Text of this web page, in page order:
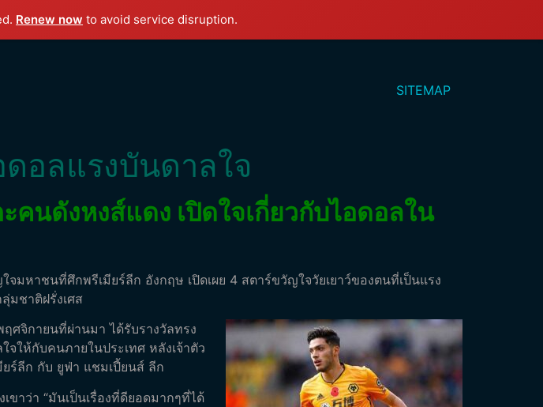
Renew now to avoid service disruption.
SITEMAP
ดอลแรงบันดาลใจ
คนดังหงส์แดง เปิดใจเกี่ยวกับไอดอลใน
หาชนที่ศึกพรีเมียร์ลีก อังกฤษ เปิดเผย 4 สตาร์ขวัญใจวัยเยาว์ของตนที่เป็นแรง
มชาติฝรั่งเศส
ศจิกายนที่ผ่านมา ได้รับรางวัลทรง
ให้กับคนภายในประเทศ หลังเจ้าตัว
ยร์ลีก กับ ยูฟ่า แชมเปี้ยนส์ ลีก
าว่า “มันเป็นเรื่องที่ดียอดมากๆที่ได้